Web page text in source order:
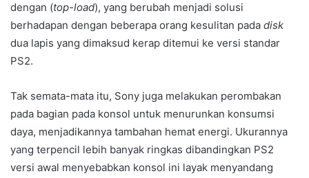
dengan (top-load), yang berubah menjadi solusi
berhadapan dengan beberapa orang kesulitan pada disk
dua lapis yang dimaksud kerap ditemui ke versi standar
PS2.
Tak semata-mata itu, Sony juga melakukan perombakan
pada bagian pada konsol untuk menurunkan konsumsi
daya, menjadikannya tambahan hemat energi. Ukurannya
yang terpencil lebih banyak ringkas dibandingkan PS2
versi awal menyebabkan konsol ini layak menyandang